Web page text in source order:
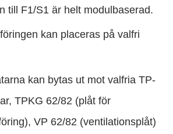
till F1/S1 är helt modulbaserad.
kan placeras på valfri
kan bytas ut mot valfria TP-
TPKG 62/82 (plåt för
VP 62/82 (ventilationsplåt)